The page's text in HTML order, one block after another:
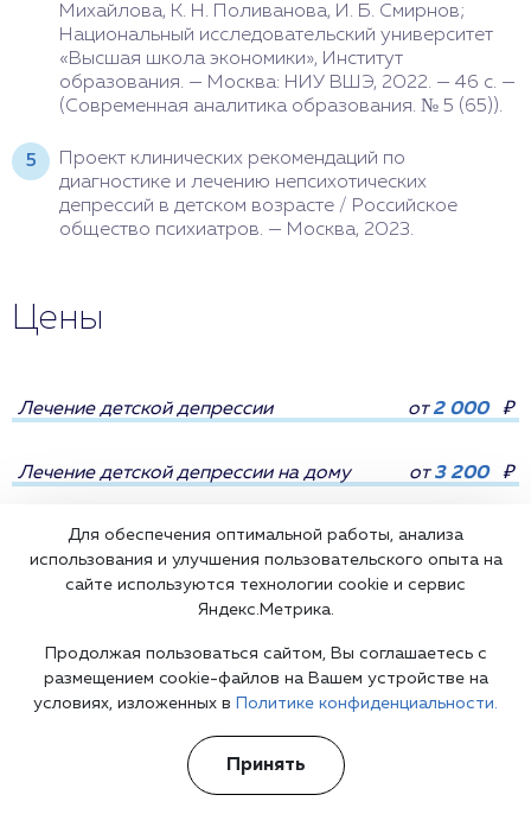
Михайлова, К. Н. Поливанова, И. Б. Смирнов;
Национальный исследовательский университет
«Высшая школа экономики», Институт
образования. — Москва: НИУ ВШЭ, 2022. — 46 с. —
(Современная аналитика образования. № 5 (65)).
Проект клинических рекомендаций по
диагностике и лечению непсихотических
депрессий в детском возрасте / Российское
общество психиатров. — Москва, 2023.
Цены
Лечение детской депрессии от2 000 ₽
Лечение детской депрессии на дому от3 200 ₽
Лечение психических
Для обеспечения оптимальной работы, анализа
использования и улучшения пользовательского опыта на
сайте используются технологии cookie и сервис
Яндекс.Метрика.
Продолжая пользоваться сайтом, Вы соглашаетесь с
размещением cookie-файлов на Вашем устройстве на
условиях, изложенных в
Политике конфиденциальности.
Принять